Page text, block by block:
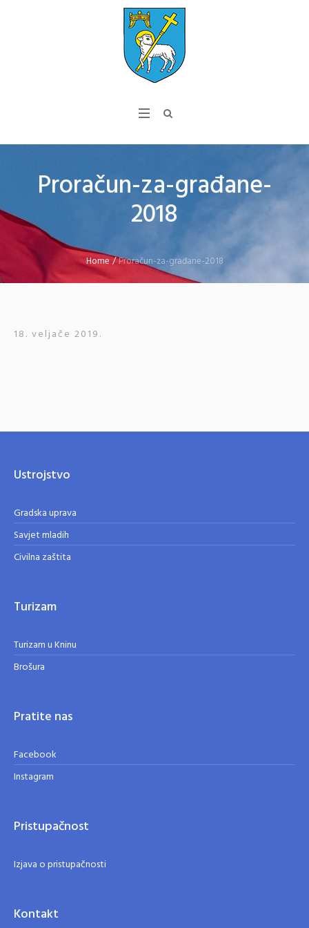
Proračun-za-građane-
2018
Home/Proračun-za-građane-2018
18. veljače 2019.
Ustrojstvo
Gradska uprava
Savjet mladih
Civilna zaštita
Turizam
Turizam u Kninu
Brošura
Pratite nas
Facebook
Instagram
Pristupačnost
Izjava o pristupačnosti
Kontakt